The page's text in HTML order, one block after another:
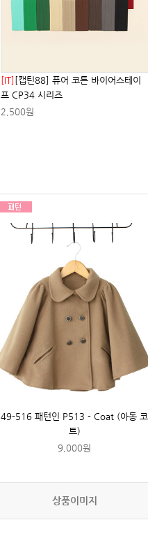
[IT] [캡틴88] 퓨어 코튼 바이어스테이
프 CP34 시리즈
2,500원
49-516 패턴인 P513 - Coat (아동 코
트)
9,000원
상품이미지